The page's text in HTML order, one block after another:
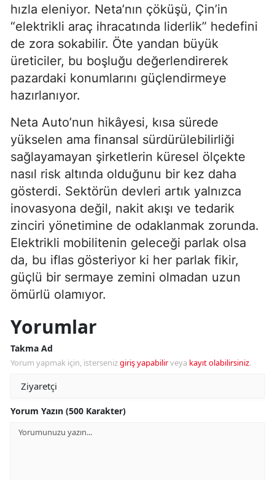
hızla eleniyor. Neta’nın çöküşü, Çin’in
“elektrikli araç ihracatında liderlik” hedefini
de zora sokabilir. Öte yandan büyük
üreticiler, bu boşluğu değerlendirerek
pazardaki konumlarını güçlendirmeye
hazırlanıyor.
Neta Auto’nun hikâyesi, kısa sürede
yükselen ama finansal sürdürülebilirliği
sağlayamayan şirketlerin küresel ölçekte
nasıl risk altında olduğunu bir kez daha
gösterdi. Sektörün devleri artık yalnızca
inovasyona değil, nakit akışı ve tedarik
zinciri yönetimine de odaklanmak zorunda.
Elektrikli mobilitenin geleceği parlak olsa
da, bu iflas gösteriyor ki her parlak fikir,
güçlü bir sermaye zemini olmadan uzun
ömürlü olamıyor.
Yorumlar
Takma Ad
Yorum yapmak için, istersenizgiriş yapabilirveya kayıt olabilirsiniz.
Yorum Yazın (500 Karakter)